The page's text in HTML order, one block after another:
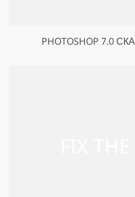
PHOTOSHOP 7.0